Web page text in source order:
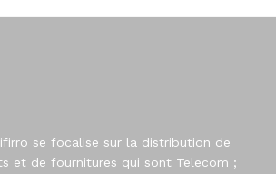
se focalise sur la distribution de
et de fournitures qui sont Telecom ;